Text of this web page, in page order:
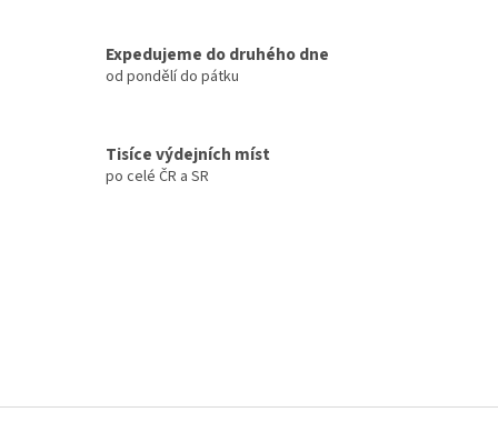
k
p
i
Expedujeme do druhého dne
od pondělí do pátku
Tisíce výdejních míst
po celé ČR a SR